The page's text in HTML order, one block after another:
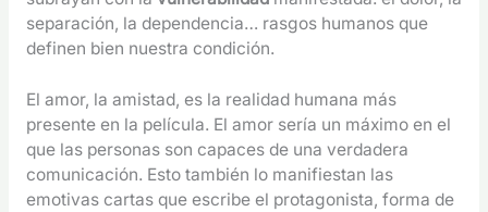
separación, la dependencia… rasgos humanos que
definen bien nuestra condición.
El amor, la amistad, es la realidad humana más
presente en la película. El amor sería un máximo en el
que las personas son capaces de una verdadera
comunicación. Esto también lo manifiestan las
emotivas cartas que escribe el protagonista, forma de